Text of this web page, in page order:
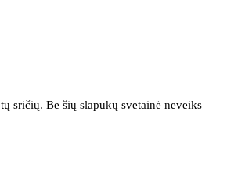
sričių. Be šių slapukų svetainė neveiks